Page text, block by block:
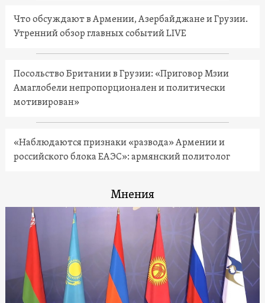
Что обсуждают в Армении, Азербайджане и Грузии.
Утренний обзор главных событий LIVE
Посольство Британии в Грузии: «Приговор Мзии
Амаглобели непропорционален и политически
мотивирован»
«Наблюдаются признаки «развода» Армении и
российского блока ЕАЭС»: армянский политолог
Мнения